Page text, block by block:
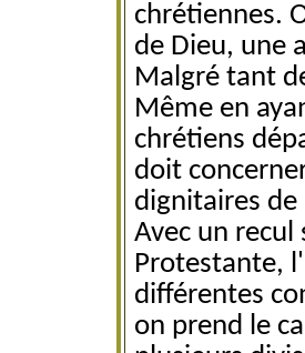
chrétiennes.
de Dieu, une
Malgré tant
Même en
chrétiens
doit
dignitaires de
Avec un recul
Protestante,
différentes
on prend le